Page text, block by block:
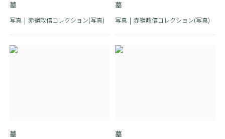
墓
写真 赤嶺政信コレクション(写真)
墓
写真 赤嶺政信コレクション(写真)
墓 墓